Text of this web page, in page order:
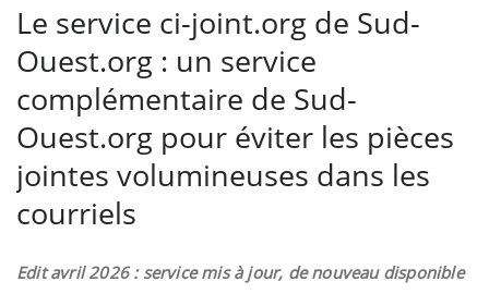
Le service ci-joint.org de Sud-
Ouest.org : un service
complémentaire de Sud-
Ouest.org pour éviter les pièces
jointes volumineuses dans les
courriels
Edit avril 2026 : service mis à jour, de nouveau disponible